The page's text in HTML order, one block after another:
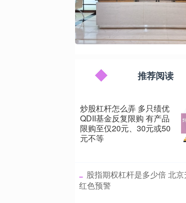
推荐阅读
炒股杠杆怎么弄 多只绩优
QDII基金反复限购 有产品
限购至仅20元、30元或50
元不等
股指期权杠杆是多少倍 北
红色预警